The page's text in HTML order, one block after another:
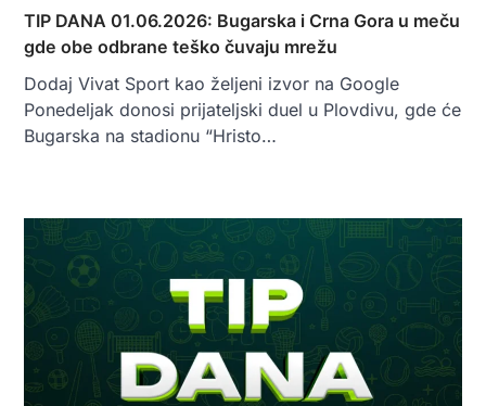
TIP DANA 01.06.2026: Bugarska i Crna Gora u meču
gde obe odbrane teško čuvaju mrežu
Dodaj Vivat Sport kao željeni izvor na Google
Ponedeljak donosi prijateljski duel u Plovdivu, gde će
Bugarska na stadionu “Hristo…